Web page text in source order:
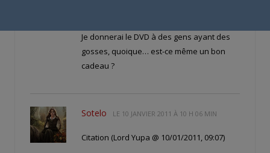
Je donnerai le DVD à des gens ayant des
gosses, quoique… est-ce même un bon
cadeau ?
Sotelo LE 10 JANVIER 2011 À 10 H 06 MIN
Citation (Lord Yupa @ 10/01/2011, 09:07)